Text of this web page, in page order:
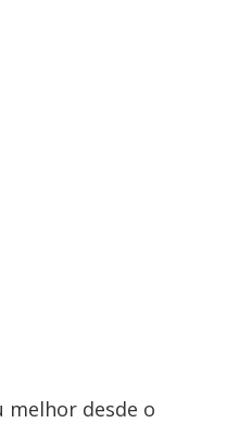
melhor desde o